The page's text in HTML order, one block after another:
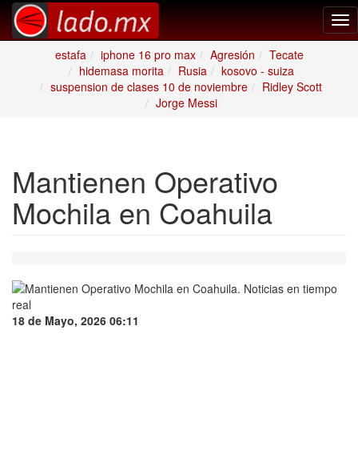
estafa
iphone 16 pro max Agresión
Tecate
hidemasa morita
Rusia
kosovo - suiza
suspension de clases 10 de noviembre
Ridley Scott
Jorge Messi
Mantienen Operativo
Mochila en Coahuila
18 de Mayo, 2026 06:11